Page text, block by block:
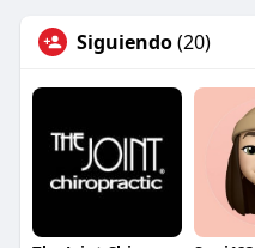
Siguiendo(20)